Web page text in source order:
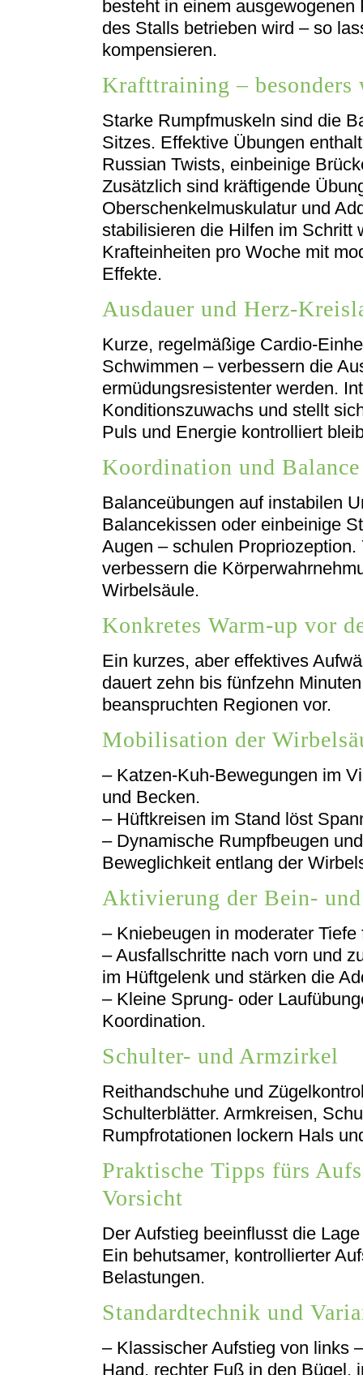
besteht in einem
des Stalls betrieben wird – so
kompensieren.
Krafttraining – besonders
Starke Rumpfmuskeln sind die
Sitzes. Effektive Übungen
Russian Twists, einbeinige
Zusätzlich sind kräftigende
Oberschenkelmuskulatur und
stabilisieren die Hilfen im Schritt
Krafteinheiten pro Woche mit
Effekte.
Ausdauer und Herz-
Kurze, regelmäßige Cardio-
Schwimmen – verbessern die
ermüdungsresistenter werden.
Konditionszuwachs und stellt
Puls und Energie kontrolliert
Koordination und Balance
Balanceübungen auf instabilen
Balancekissen oder einbeinige
Augen – schulen
verbessern die
Wirbelsäule.
Konkretes Warm-up vor
Ein kurzes, aber effektives
dauert zehn bis fünfzehn
beanspruchten Regionen vor.
Mobilisation der
– Katzen-Kuh-Bewegungen im
und Becken.
– Hüftkreisen im Stand löst
– Dynamische Rumpfbeugen
Beweglichkeit entlang der
Aktivierung der Bein-
– Kniebeugen in moderater
– Ausfallschritte nach vorn und
im Hüftgelenk und stärken die
– Kleine Sprung- oder
Koordination.
Schulter- und Armzirkel
Reithandschuhe und
Schulterblätter. Armkreisen,
Rumpfrotationen lockern Hals
Praktische Tipps fürs
Vorsicht
Der Aufstieg beeinflusst die
Ein behutsamer, kontrollierter
Belastungen.
Standardtechnik und
– Klassischer Aufstieg von links
Hand, rechter Fuß in den Bügel,